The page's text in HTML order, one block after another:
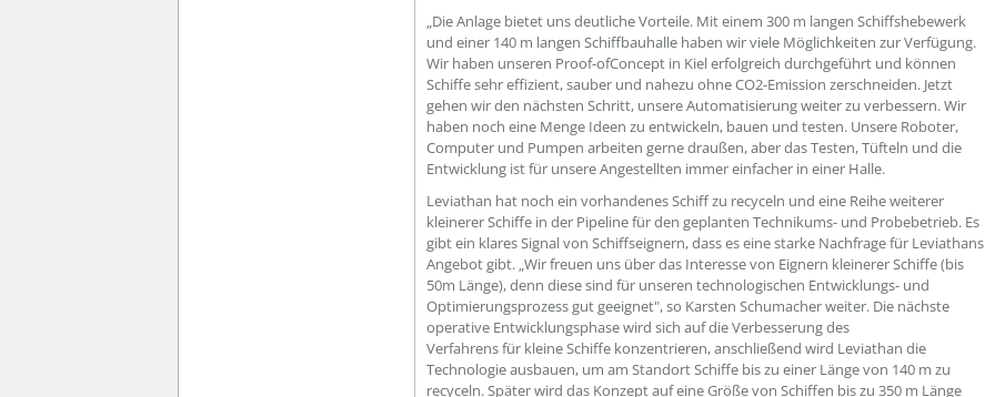
„Die Anlage bietet uns deutliche Vorteile. Mit einem 300 m langen Schiffshebewerk
und einer 140 m langen Schiffbauhalle haben wir viele Möglichkeiten zur Verfügung.
Wir haben unseren Proof-ofConcept in Kiel erfolgreich durchgeführt und können
Schiffe sehr effizient, sauber und nahezu ohne CO2-Emission zerschneiden. Jetzt
gehen wir den nächsten Schritt, unsere Automatisierung weiter zu verbessern. Wir
haben noch eine Menge Ideen zu entwickeln, bauen und testen. Unsere Roboter,
Computer und Pumpen arbeiten gerne draußen, aber das Testen, Tüfteln und die
Entwicklung ist für unsere Angestellten immer einfacher in einer Halle.
Leviathan hat noch ein vorhandenes Schiff zu recyceln und eine Reihe weiterer
kleinerer Schiffe in der Pipeline für den geplanten Technikums- und Probebetrieb. Es
gibt ein klares Signal von Schiffseignern, dass es eine starke Nachfrage für Leviathans
Angebot gibt. „Wir freuen uns über das Interesse von Eignern kleinerer Schiffe (bis
50m Länge), denn diese sind für unseren technologischen Entwicklungs- und
Optimierungsprozess gut geeignet", so Karsten Schumacher weiter. Die nächste
operative Entwicklungsphase wird sich auf die Verbesserung des
Verfahrens für kleine Schiffe konzentrieren, anschließend wird Leviathan die
Technologie ausbauen, um am Standort Schiffe bis zu einer Länge von 140 m zu
recyceln. Später wird das Konzept auf eine Größe von Schiffen bis zu 350 m Länge